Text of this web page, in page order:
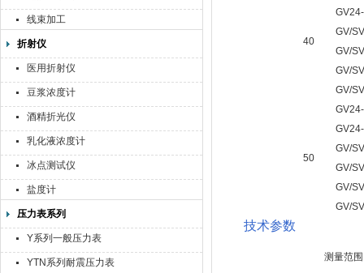
线束加工
折射仪
医用折射仪
豆浆浓度计
酒精折光仪
乳化液浓度计
冰点测试仪
盐度计
压力表系列
Y系列一般压力表
YTN系列耐震压力表
40
GV/
GV/
GV/
GV/
50
GV/
GV/
GV/
GV/
技术参数
测量范围